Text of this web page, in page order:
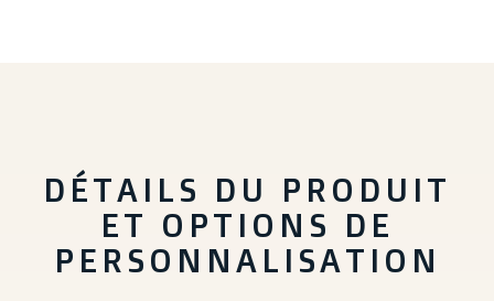
DÉTAILS DU PRODUIT
ET OPTIONS DE
PERSONNALISATION